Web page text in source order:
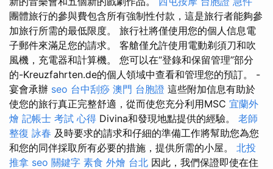
團體旅行的參與費包含所有強制性付款，這是旅行者能夠參
加旅行所需的最低限度。 旅行社將僅使用您的個人信息電
子郵件來滿足您的請求。 客艙僅允許使用電動剃須刀和吹
風機，充電器和計算機。 您可以在“登錄和保留管理”部分
的-Kreuzfahrten.de的個人領域中查看和管理您的預訂。 -
宴會承辦 seo 台中刮痧 澳門 台胞證 這些附加信息有助於
使您的旅行真正完整舒適，從而使您充分利用MSC 宜蘭外
燴 記帳士 考試 心得 Divina和發現地點提供的經驗。 老師
整復 詠春 及時要求的請求和仔細的準備工作將幫助您為您
和您的同伴採取所有必要的措施，提供所需的小屋。 北投
推拿 seo 關鍵字 素食 外燴 台北 因此，我們保證即使在住